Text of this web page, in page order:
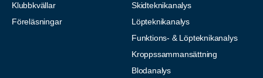
Klubbkvällar
Föreläsningar
Skidteknikanalys
Löpteknikanalys
Funktions- & Löpteknikanalys
Kroppssammansättning
Blodanalys